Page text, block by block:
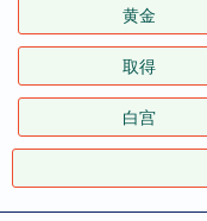
黄金
取得
白宫